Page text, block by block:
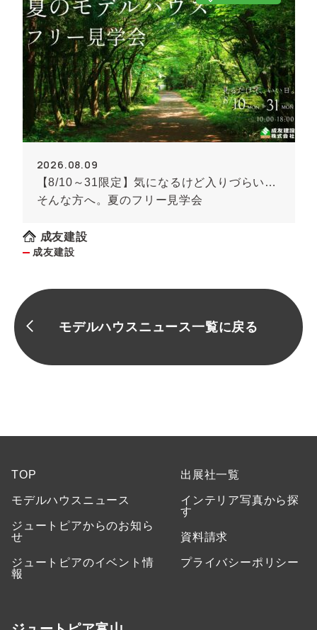
2026.08.09
【8/10～31限定】気になるけど入りづらい…
そんな方へ。夏のフリー見学会
成友建設
成友建設
モデルハウスニュース一覧に戻る
TOP
モデルハウスニュース
ジュートピアからのお知ら
せ
ジュートピアのイベント情
報
出展社一覧
インテリア写真から探
す
資料請求
プライバシーポリシー